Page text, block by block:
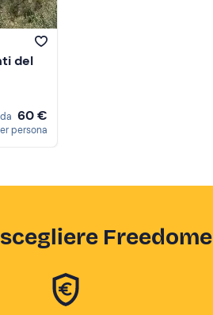
del
da 60 €
persona
Freedome